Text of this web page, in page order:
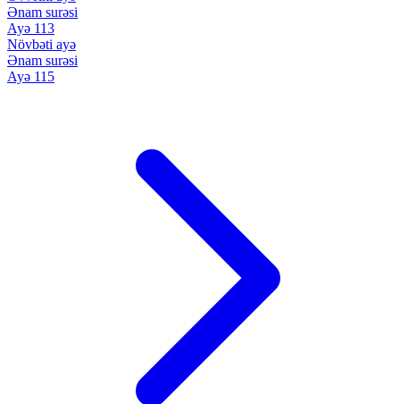
Ənam surəsi
Ayə 113
Növbəti ayə
Ənam surəsi
Ayə 115